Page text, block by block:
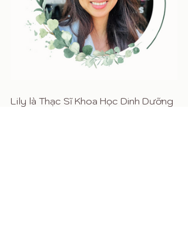
Lily là Thạc Sĩ Khoa Học Dinh Dưỡng